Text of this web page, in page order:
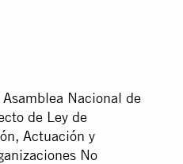
Nacional de
de Ley de
Actuación y
No